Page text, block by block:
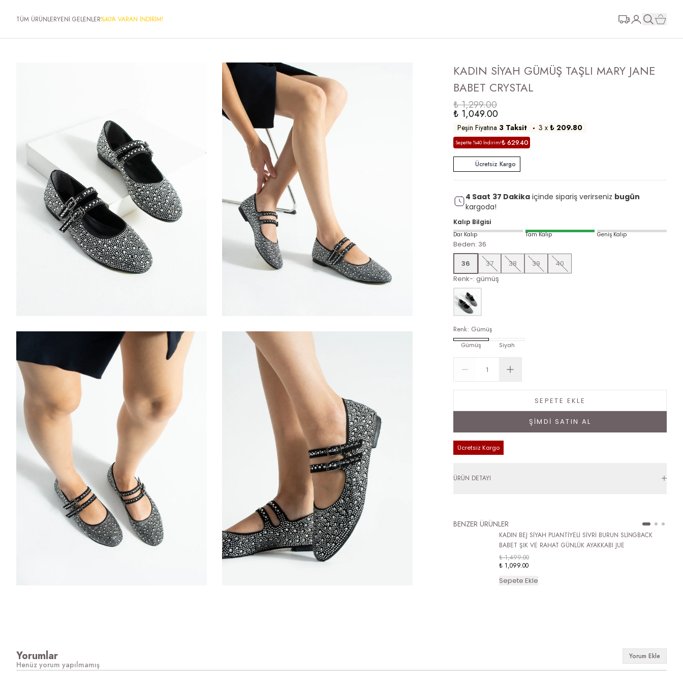
TÜM ÜRÜNLERYENİ GELENLER%40'A VARAN İNDİRİM!
KADIN SİYAH GÜMÜŞ TAŞLI MARY JANE
BABET CRYSTAL
₺ 1,299.00
₺ 1,049.00
Peşin Fiyatına 3 Taksit 3 x ₺ 209.80
Sepette %40 İndirim!₺ 629.40
Ücretsiz Kargo
4 Saat 37 Dakika içinde sipariş verirseniz bugün
kargoda!
Kalıp Bilgisi
Dar Kalıp Tam Kalıp Geniş Kalıp
Beden: 36
36
37 38 39
40
Renk-: gümüş
Renk: Gümüş
Gümüş Siyah
SEPETE EKLE
ŞİMDİ SATIN AL
Ücretsiz Kargo
ÜRÜN DETAYI
BENZER ÜRÜNLER
KADIN BEJ SİYAH PUANTİYELİ SİVRİ BURUN SLİNGBACK
BABET ŞIK VE RAHAT GÜNLÜK AYAKKABI JUE
₺ 1,499.00
₺ 1,099.00
Sepete Ekle
Yorumlar Yorum Ekle
Henüz yorum yapılmamış